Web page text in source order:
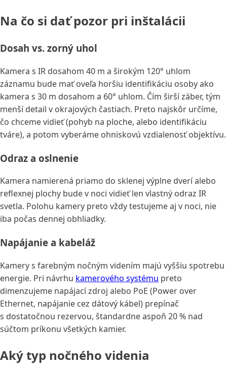
Na čo si dať pozor pri inštalácii
Dosah vs. zorný uhol
Kamera s IR dosahom 40 m a širokým 120° uhlom
záznamu bude mať oveľa horšiu identifikáciu osoby ako
kamera s 30 m dosahom a 60° uhlom. Čím širší záber, tým
menší detail v okrajových častiach. Preto najskôr určíme,
čo chceme vidieť (pohyb na ploche, alebo identifikáciu
tváre), a potom vyberáme ohniskovú vzdialenosť objektívu.
Odraz a oslnenie
Kamera namierená priamo do sklenej výplne dverí alebo
reflexnej plochy bude v noci vidieť len vlastný odraz IR
svetla. Polohu kamery preto vždy testujeme aj v noci, nie
iba počas dennej obhliadky.
Napájanie a kabeláž
Kamery s farebným nočným videním majú vyššiu spotrebu
energie. Pri návrhu kamerového systému preto
dimenzujeme napájací zdroj alebo PoE (Power over
Ethernet, napájanie cez dátový kábel) prepínač
s dostatočnou rezervou, štandardne aspoň 20 % nad
súčtom príkonu všetkých kamier.
Aký typ nočného videnia